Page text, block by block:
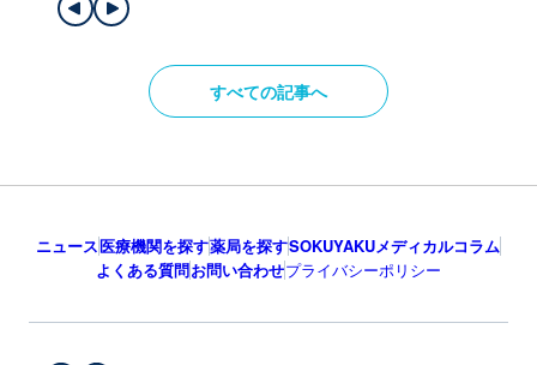
すべての記事へ
ニュース医療機関を探す薬局を探すSOKUYAKUメディカルコラム
よくある質問お問い合わせプライバシーポリシー